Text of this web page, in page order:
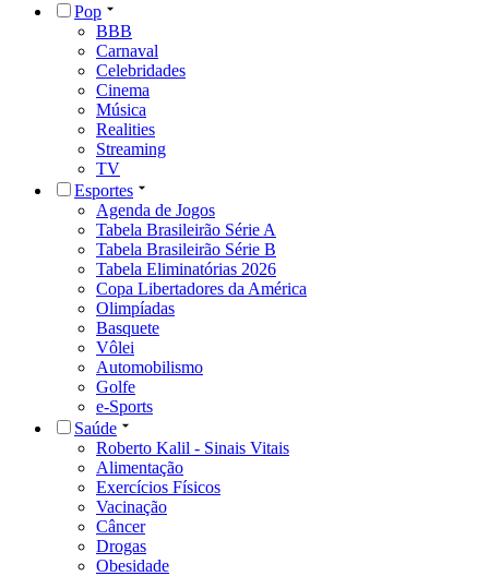
Pop
BBB
Carnaval
Celebridades
Cinema
Música
Realities
Streaming
TV
Esportes
Agenda de Jogos
Tabela Brasileirão Série A
Tabela Brasileirão Série B
Tabela Eliminatórias 2026
Copa Libertadores da América
Olimpíadas
Basquete
Vôlei
Automobilismo
Golfe
e-Sports
Saúde
Roberto Kalil - Sinais Vitais
Alimentação
Exercícios Físicos
Vacinação
Câncer
Drogas
Obesidade